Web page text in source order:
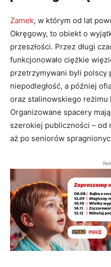
Zamek, w którym od lat
Okręgowy, to obiekt o
przeszłości. Przez długi
funkcjonowało ciężkie
przetrzymywani byli polscy
niepodległość, a później
oraz stalinowskiego reżimu
Organizowane spacery
szerokiej publiczności – od
aż po seniorów